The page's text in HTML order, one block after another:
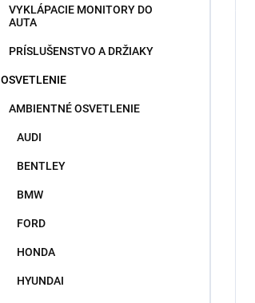
VYKLÁPACIE MONITORY DO
AUTA
PRÍSLUŠENSTVO A DRŽIAKY
OSVETLENIE
AMBIENTNÉ OSVETLENIE
AUDI
BENTLEY
BMW
FORD
HONDA
HYUNDAI